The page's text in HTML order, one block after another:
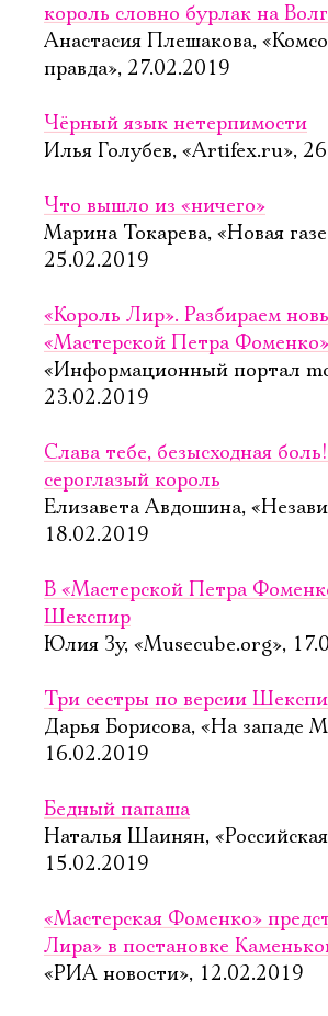
король словно бурлак на
Анастасия Плешакова,
правда», 27.02.2019
Чёрный язык нетерпимости
Илья Голубев, «Artifex.ru»,
Что вышло из «ничего»
Марина Токарева, «Новая
25.02.2019
«Король Лир». Разбираем
«Мастерской Петра Фоменко»
«Информационный портал
23.02.2019
Слава тебе, безысходная
сероглазый король
Елизавета Авдошина,
18.02.2019
В «Мастерской Петра
Шекспир
Юлия Зу, «Musecube.org»,
Три сестры по версии
Дарья Борисова, «На западе
16.02.2019
Бедный папаша
Наталья Шаинян, «Российская
15.02.2019
«Мастерская Фоменко»
Лира» в постановке
«РИА новости», 12.02.2019